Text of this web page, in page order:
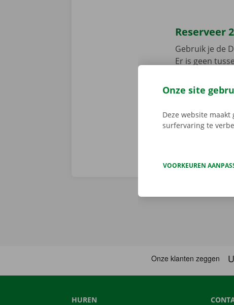
Reserveer
Gebruik je de
Er is geen
Download de
App Store.
HUREN
Onze site
Deze website
surfervaring te
VOORKEUREN